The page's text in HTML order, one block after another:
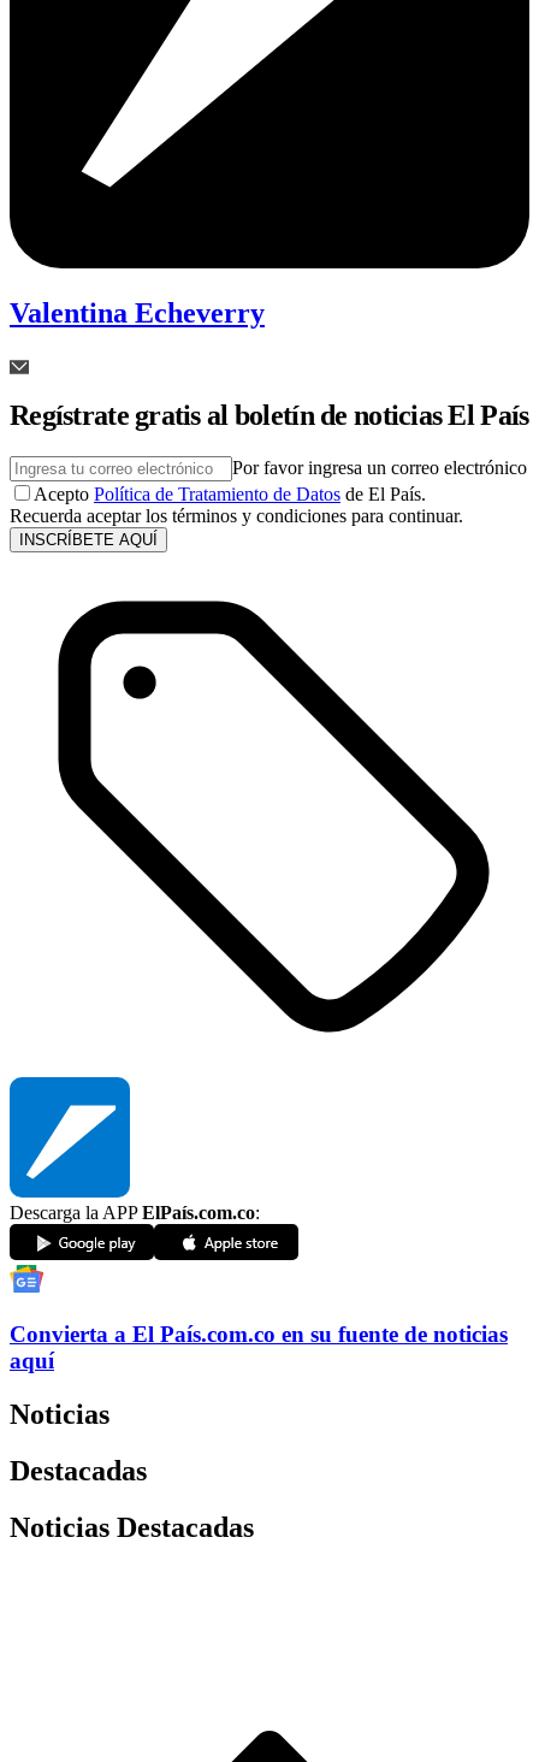
Valentina Echeverry
Regístrate gratis al boletín de noticias El País
Por favor ingresa un correo electrónico
Acepto Política de Tratamiento de Datos de El País.
Recuerda aceptar los términos y condiciones para continuar.
INSCRÍBETE AQUÍ
Descarga la APPElPaís.com.co:
Convierta a El País.com.co en su fuente de noticias
aquí
Noticias
Destacadas
Noticias Destacadas